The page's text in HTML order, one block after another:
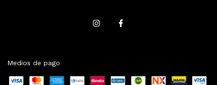
Medios de pago